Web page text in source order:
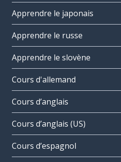
Apprendre le japonais
Apprendre le russe
Apprendre le slovène
Cours d'allemand
Cours d’anglais
Cours d’anglais (US)
Cours d’espagnol